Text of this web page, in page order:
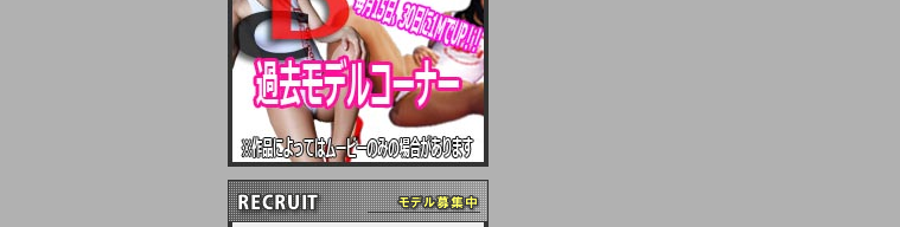
致します。
2022-09-01 (木)
【サーバーメンテナンスのお知ら
せ】
9月10日（土曜日）AM6：00から
AM8：00（予定）サーバーメンテ
ナンスを致します。ご迷惑をおかけ